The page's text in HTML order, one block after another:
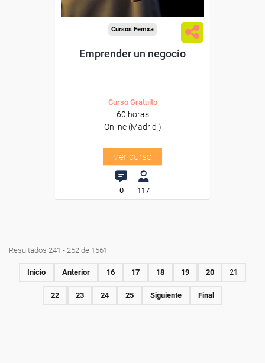
Cursos Femxa
Emprender un negocio
Curso Gratuito
60 horas
Online (Madrid )
Ver curso
0 117
Resultados 241 - 252 de 1561
Inicio Anterior 16 17 18 19 20 21
22 23 24 25 Siguiente Final